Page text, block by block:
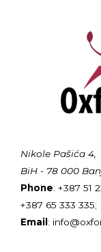
Nikole Pašića 4,
BiH - 78 000
Phone: +387 51
+387 65 333 335;
Email: